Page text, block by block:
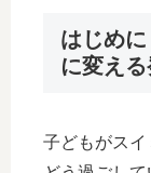
はじめに
に変え
子どもがス